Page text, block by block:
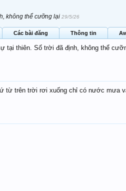
không thể cưỡng lại 29/5/26
Các bài đăng Thông tin
tại thiên. Số trời đã định, không thể
từ trên trời rơi xuống chỉ có nước mưa